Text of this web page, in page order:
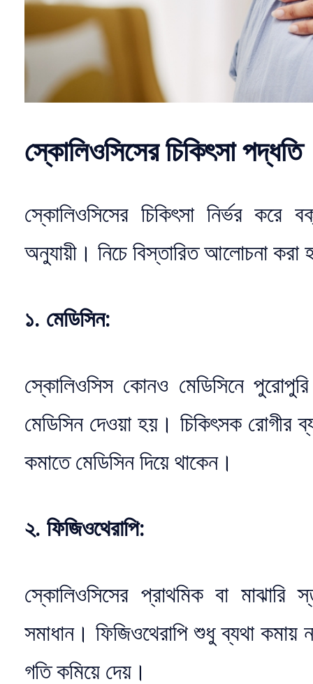
স্কোলিওসিসের চিকিৎসা পদ্ধতি
স্কোলিওসিসের চিকিৎসা নির্ভর করে
অনুযায়ী। নিচে বিস্তারিত আলোচনা করা
১. মেডিসিন:
স্কোলিওসিস কোনও মেডিসিনে
মেডিসিন দেওয়া হয়। চিকিৎসক রোগীর
কমাতে মেডিসিন দিয়ে থাকেন।
২. ফিজিওথেরাপি:
স্কোলিওসিসের প্রাথমিক বা মাঝারি
সমাধান। ফিজিওথেরাপি শুধু ব্যথা কমায়
গতি কমিয়ে দেয়।